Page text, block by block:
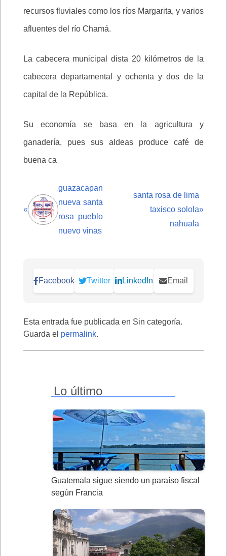
recursos fluviales como los ríos Margarita, y varios
afluentes del río Chamá.
La cabecera municipal dista 20 kilómetros de la
cabecera departamental y ochenta y dos de la
capital de la República.
Su economía se basa en la agricultura y
ganadería, pues sus aldeas produce café de
buena ca
«
guazacapan
nueva santa
rosa pueblo
nuevo vinas
santa rosa de lima
taxisco solola
nahuala
»
Facebook Twitter LinkedIn Email
Esta entrada fue publicada en Sin categoría.
Guarda el permalink.
Lo último
Guatemala sigue siendo un paraíso fiscal
según Francia